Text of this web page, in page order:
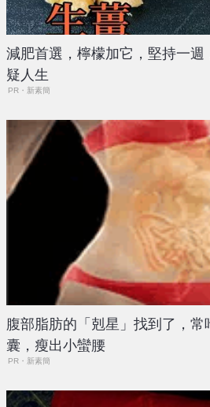
減肥首選，檸檬加它，堅持一週
疑人生
PR・新素簡
腹部脂肪的「剋星」找到了，
囊，瘦出小蠻腰
PR・新素簡